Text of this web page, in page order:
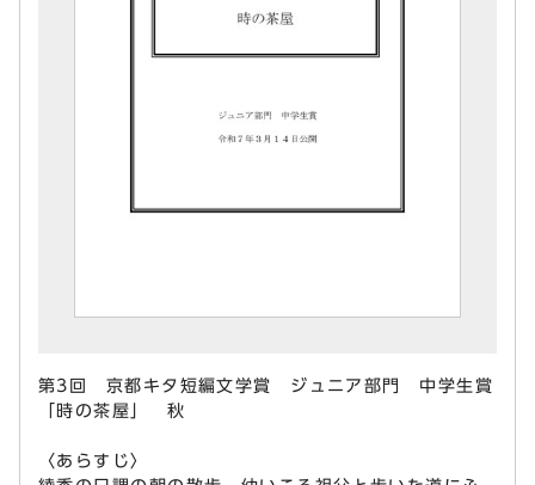
第3回 京都キタ短編文学賞 ジュニア部門 中学生賞
「時の茶屋」 秋
〈あらすじ〉